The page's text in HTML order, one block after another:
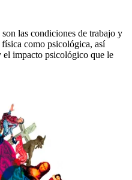
las condiciones de trabajo y
como psicológica, así
impacto psicológico que le